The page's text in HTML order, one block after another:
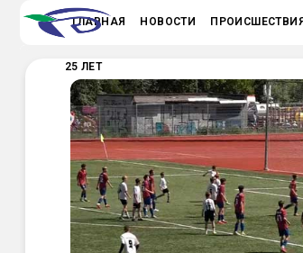
ГЛАВНАЯ НОВОСТИ ПРОИСШЕСТВИЯ
25 ЛЕТ